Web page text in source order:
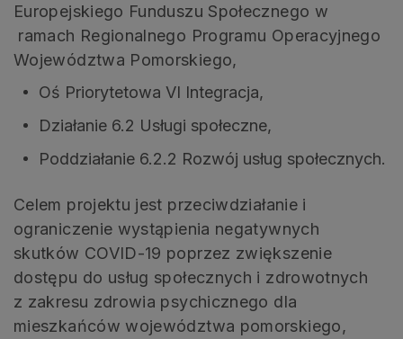
Europejskiego Funduszu Społecznego w
ramach Regionalnego Programu Operacyjnego
Województwa Pomorskiego,
Oś Priorytetowa VI Integracja,
Działanie 6.2 Usługi społeczne,
Poddziałanie 6.2.2 Rozwój usług społecznych.
Celem projektu jest przeciwdziałanie i
ograniczenie wystąpienia negatywnych
skutków COVID-19 poprzez zwiększenie
dostępu do usług społecznych i zdrowotnych
z zakresu zdrowia psychicznego dla
mieszkańców województwa pomorskiego,